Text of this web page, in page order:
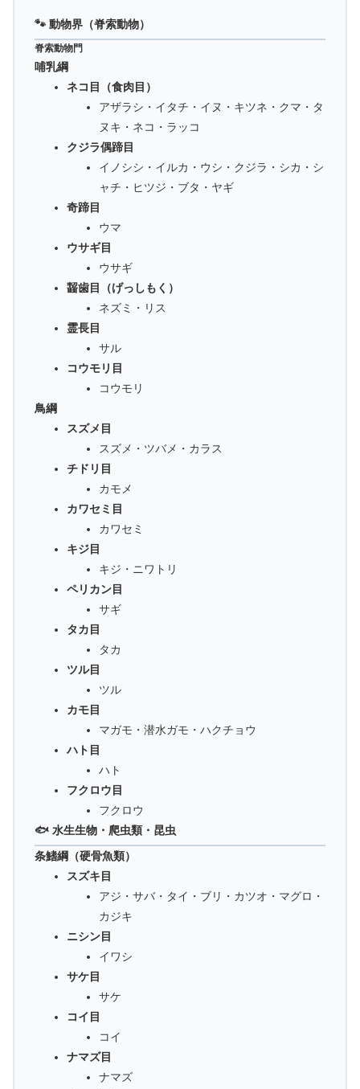
🐾 動物界（脊索動物）
脊索動物門
哺乳綱
ネコ目（食肉目）
アザラシ・イタチ・イヌ・キツネ・クマ・タ
ヌキ・ネコ・ラッコ
クジラ偶蹄目
イノシシ・イルカ・ウシ・クジラ・シカ・シ
ャチ・ヒツジ・ブタ・ヤギ
奇蹄目
ウマ
ウサギ目
ウサギ
齧歯目（げっしもく）
ネズミ・リス
霊長目
サル
コウモリ目
コウモリ
鳥綱
スズメ目
スズメ・ツバメ・カラス
チドリ目
カモメ
カワセミ目
カワセミ
キジ目
キジ・ニワトリ
ペリカン目
サギ
タカ目
タカ
ツル目
ツル
カモ目
マガモ・潜水ガモ・ハクチョウ
ハト目
ハト
フクロウ目
フクロウ
🐟 水生生物・爬虫類・昆虫
条鰭綱（硬骨魚類）
スズキ目
アジ・サバ・タイ・ブリ・カツオ・マグロ・
カジキ
ニシン目
イワシ
サケ目
サケ
コイ目
コイ
ナマズ目
ナマズ